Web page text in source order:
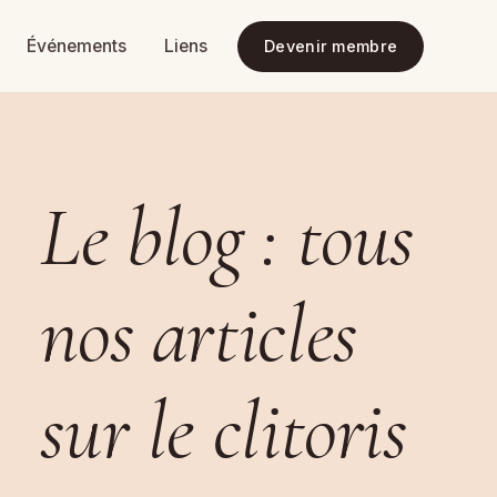
Événements Liens Devenir membre
Le blog : tous
nos articles
sur le clitoris